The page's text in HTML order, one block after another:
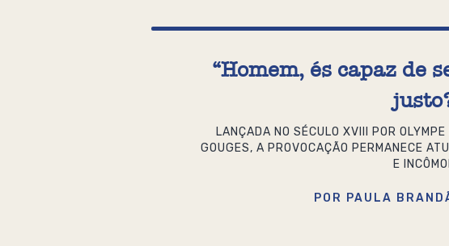
“Homem, és capaz de
LANÇADA NO SÉCULO XVIII POR OLYMPE
GOUGES, A PROVOCAÇÃO PERMANECE
E
POR PAULA